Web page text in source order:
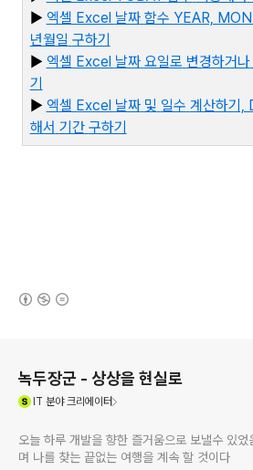
▶ 엑셀 Excel 날짜 함수 YEAR,
년월일 구하기
▶ 엑셀 Excel 날짜 요일로 변경하거나
기
▶ 엑셀 Excel 날짜 및 일수 계산하기,
해서 기간 구하기
녹두장군 - 상상을 현실로
IT 분야 크리에이터
오늘 하루 개발을 향한 즐거움으로 보낼수 있었
며 나를 찾는 끝없는 여행을 계속 할 것이다